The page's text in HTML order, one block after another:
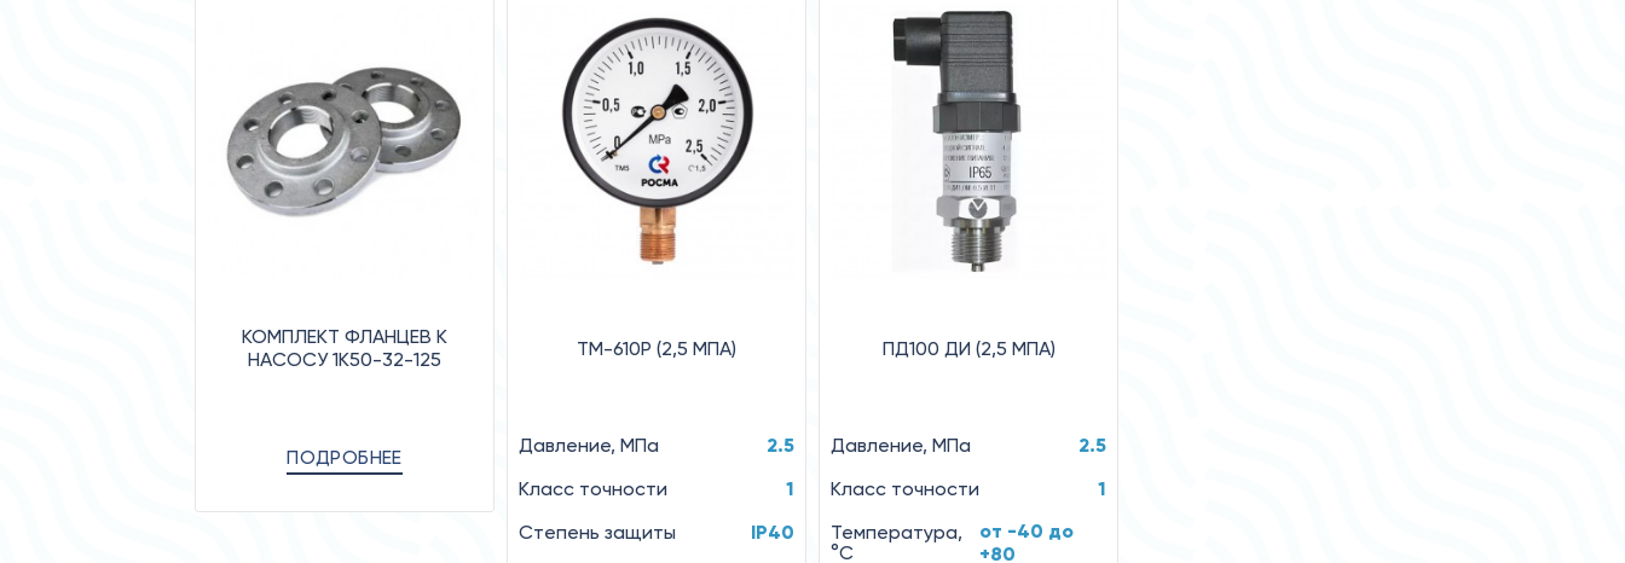
КОМПЛЕКТ ФЛАНЦЕВ К
НАСОСУ 1К50-32-125
ПОДРОБНЕЕ
ТМ-610Р (2,5 MПA)
Давление, MПa
2.5
Класс точности
1
Степень защиты
IP40
ПД100 ДИ (2,5 МПА)
Давление, МПа
2.5
Класс точности
1
Температура,
°C
от -40 до
+80